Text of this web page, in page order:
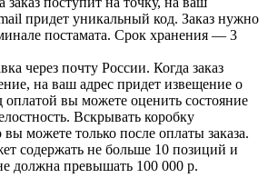
придет уникальный код. Заказ нужно
постамата. Срок хранения — 3
через почту России. Когда заказ
на ваш адрес придет извещение о
вы можете оценить состояние
Вскрывать коробку
вы можете только после оплаты заказа.
содержать не больше 10 позиций и
должна превышать 100 000 р.